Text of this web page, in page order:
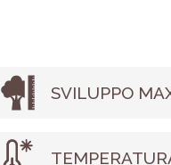
SVILUPPO